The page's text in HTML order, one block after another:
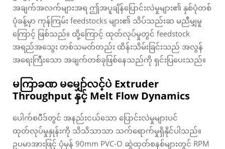
အချက်အလက်များအရ ဤအပူချိန်ပြောင်းလဲမှုများ၏ နှစ်ပုံတစ်
ပုံခန့်မှာ ကုန်ကြမ်း feedstocks များ၏ သိပ်သည်းဆ မညီမျှမှု
ကြောင့် ဖြစ်သည်။ ထို့ကြောင့် ထုတ်လုပ်မှုတွင် feedstock
အရည်အသွေး တစ်သမတ်တည်း ထိန်းသိမ်းခြင်းသည် အလွန်
အရေးကြီးသော အချက်တစ်ခုဖြစ်နေသည်ကို ရှင်းပြပေးသည်။
မကြာခဏ မမျှော်လင့်ပဲ Extruder
Throughput နှင့် Melt Flow Dynamics
ပေါက်စပီဒ်တွင် အနည်းငယ်သော ပြောင်းလဲမှုများပင်
ထုတ်လုပ်မှုနှုန်းကို သိသိသာသာ သက်ရောက်မှုရှိနိုင်ပါသည်။
ဥပမာအားဖြင့် ပုံမှန် 90mm PVC-O ဆွဲထုတ်စနစ်များတွင် RPM